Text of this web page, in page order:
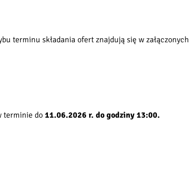
terminu składania ofert znajdują się w załączonych
terminie do11.06.2026 r. do godziny 13:00.